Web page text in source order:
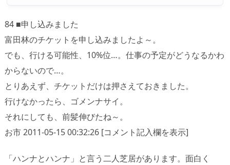
84 ■申し込みました
富田林のチケットを申し込みましたよ～。
でも、行ける可能性、10%位…。仕事の予定がどうなるかわ
からないので…。
とりあえず、チケットだけは押さえておきました。
行けなかったら、ゴメンナサイ。
それにしても、前髪伸びたね～。
お市 2011-05-15 00:32:26 [コメント記入欄を表示]
「ハンナとハンナ」と言う二人芝居があります。面白く